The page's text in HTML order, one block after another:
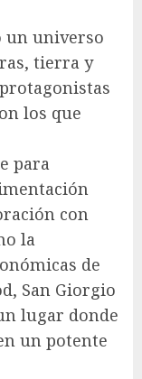
un universo
tierra y
los que
para
con
la
de
San Giorgio
lugar donde
un potente